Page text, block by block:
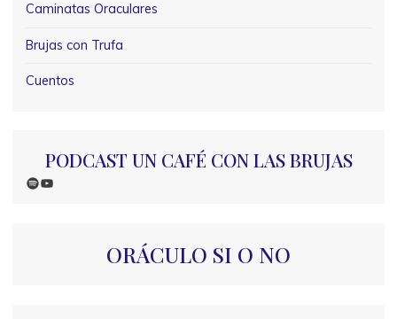
Caminatas Oraculares
Brujas con Trufa
Cuentos
PODCAST UN CAFÉ CON LAS BRUJAS
Spotify
YouTube
ORÁCULO SI O NO